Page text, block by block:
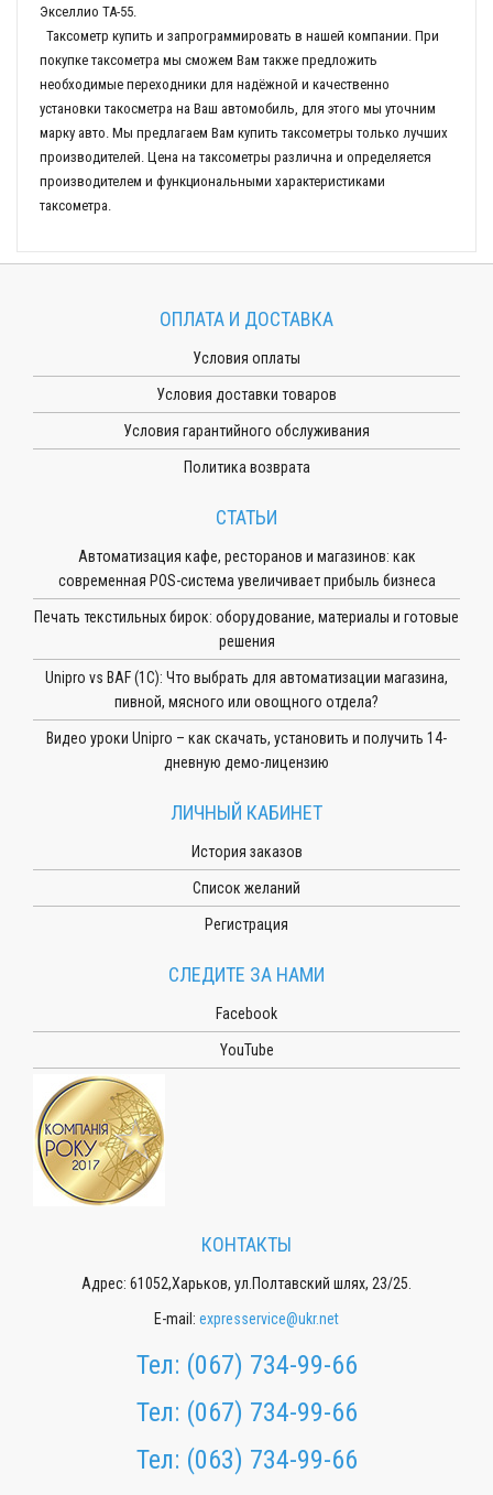
Экселлио ТА-55.
Таксометр купить и запрограммировать в нашей компании. При
покупке таксометра мы сможем Вам также предложить
необходимые переходники для надёжной и качественно
установки такосметра на Ваш автомобиль, для этого мы уточним
марку авто. Мы предлагаем Вам купить таксометры только лучших
производителей. Цена на таксометры различна и определяется
производителем и функциональными характеристиками
таксометра.
ОПЛАТА И ДОСТАВКА
Условия оплаты
Условия доставки товаров
Условия гарантийного обслуживания
Политика возврата
СТАТЬИ
Автоматизация кафе, ресторанов и магазинов: как
современная POS-система увеличивает прибыль бизнеса
Печать текстильных бирок: оборудование, материалы и готовые
решения
Unipro vs BAF (1С): Что выбрать для автоматизации магазина,
пивной, мясного или овощного отдела?
Видео уроки Unipro – как скачать, установить и получить 14-
дневную демо-лицензию
ЛИЧНЫЙ КАБИНЕТ
История заказов
Список желаний
Регистрация
СЛЕДИТЕ ЗА НАМИ
Facebook
YouTube
КОНТАКТЫ
Адрес: 61052,Харьков, ул.Полтавский шлях, 23/25.
E-mail: expresservice@ukr.net
Тел: (067) 734-99-66
Тел: (067) 734-99-66
Тел: (063) 734-99-66